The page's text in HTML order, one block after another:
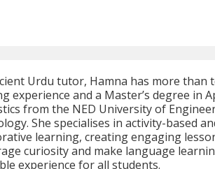
Urdu tutor, Hamna has more than
experience and a Master’s degree in
from the NED University of
She specialises in activity-based
learning, creating engaging
curiosity and make language
experience for all students.